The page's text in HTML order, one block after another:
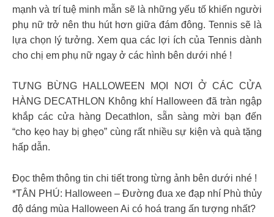
mạnh và trí tuệ minh mẫn sẽ là những yếu tố khiến người
phụ nữ trở nên thu hút hơn giữa đám đông. Tennis sẽ là
lựa chọn lý tưởng. Xem qua các lợi ích của Tennis dành
cho chị em phụ nữ ngay ở các hình bên dưới nhé !
TƯNG BỪNG HALLOWEEN MỌI NƠI Ở CÁC CỬA
HÀNG DECATHLON Không khí Halloween đã tràn ngập
khắp các cửa hàng Decathlon, sẵn sàng mời bạn đến
“cho kẹo hay bị ghẹo” cùng rất nhiều sự kiện và quà tặng
hấp dẫn.
Đọc thêm thông tin chi tiết trong từng ảnh bên dưới nhé !
*TÂN PHÚ: Halloween – Đường đua xe đạp nhí Phù thủy
độ dáng mùa Halloween Ai có hoá trang ấn tượng nhất?